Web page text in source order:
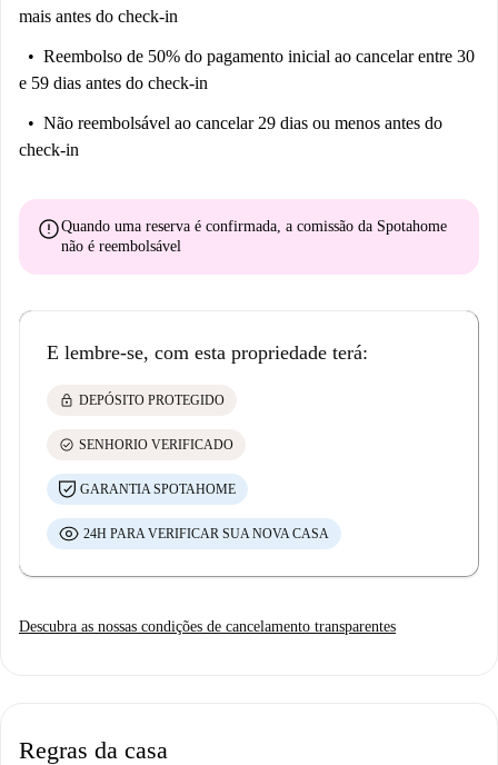
mais antes do check-in
Reembolso de 50% do pagamento inicial ao cancelar entre 30
e 59 dias antes do check-in
Não reembolsável ao cancelar 29 dias ou menos antes do
check-in
errorQuando uma reserva é confirmada, a comissão da Spotahome
não é reembolsável
E lembre-se, com esta propriedade terá:
lock DEPÓSITO PROTEGIDO
check_circle SENHORIO VERIFICADO
GARANTIA SPOTAHOME
24H PARA VERIFICAR SUA NOVA CASA
Descubra as nossas condições de cancelamento transparentes
Regras da casa